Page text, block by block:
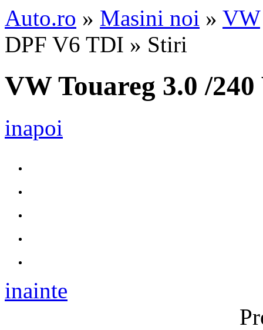
Auto.ro » Masini noi » VW
DPF V6 TDI » Stiri
VW Touareg 3.0 /
inapoi
inainte